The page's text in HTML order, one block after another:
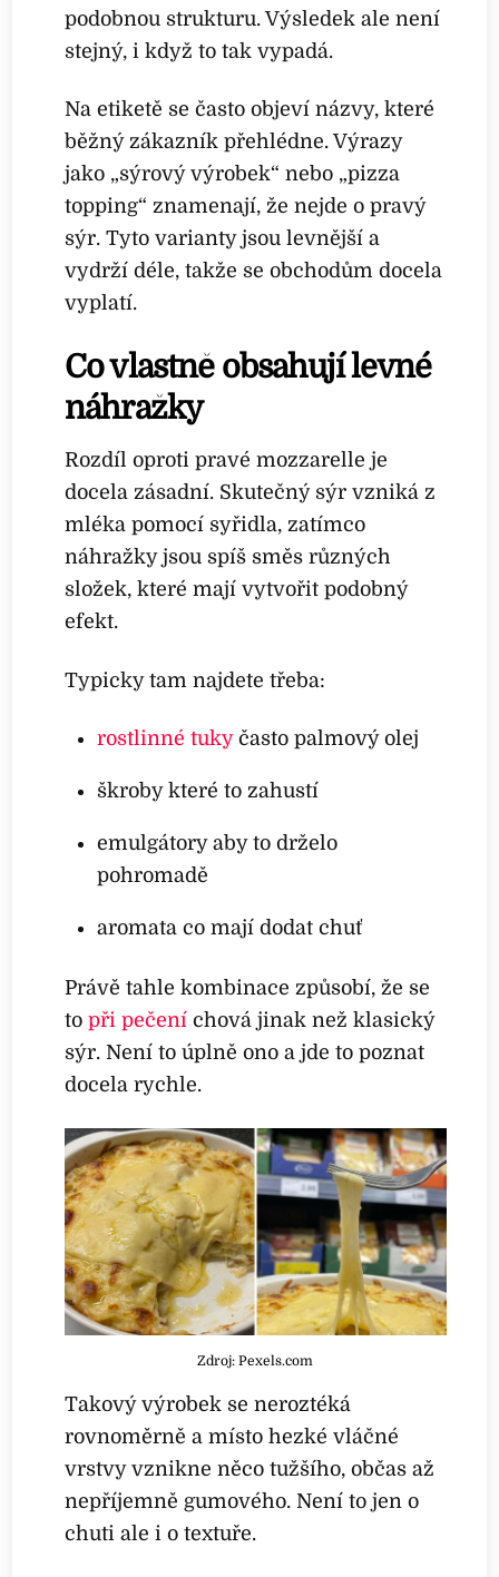
podobnou strukturu. Výsledek ale není
stejný, i když to tak vypadá.
Na etiketě se často objeví názvy, které
běžný zákazník přehlédne. Výrazy
jako „sýrový výrobek“ nebo „pizza
topping“ znamenají, že nejde o pravý
sýr. Tyto varianty jsou levnější a
vydrží déle, takže se obchodům docela
vyplatí.
Co vlastně obsahují levné
náhražky
Rozdíl oproti pravé mozzarelle je
docela zásadní. Skutečný sýr vzniká z
mléka pomocí syřidla, zatímco
náhražky jsou spíš směs různých
složek, které mají vytvořit podobný
efekt.
Typicky tam najdete třeba:
rostlinné tukyčasto palmový olej
škroby které to zahustí
emulgátory aby to drželo
pohromadě
aromata co mají dodat chuť
Právě tahle kombinace způsobí, že se
topři pečení chová jinak než klasický
sýr. Není to úplně ono a jde to poznat
docela rychle.
Zdroj: Pexels.com
Takový výrobek se neroztéká
rovnoměrně a místo hezké vláčné
vrstvy vznikne něco tužšího, občas až
nepříjemně gumového. Není to jen o
chuti ale i o textuře.